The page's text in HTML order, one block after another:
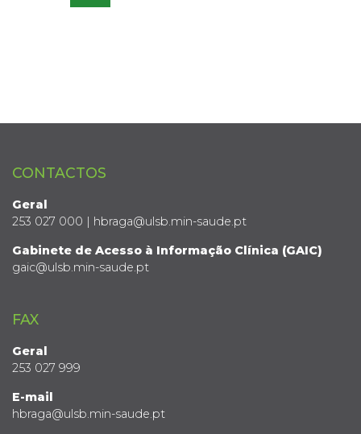
CONTACTOS
Geral
253 027 000 | hbraga@ulsb.min-saude.pt
Gabinete de Acesso à Informação Clínica (GAIC)
gaic@ulsb.min-saude.pt
FAX
Geral
253 027 999
E-mail
hbraga@ulsb.min-saude.pt